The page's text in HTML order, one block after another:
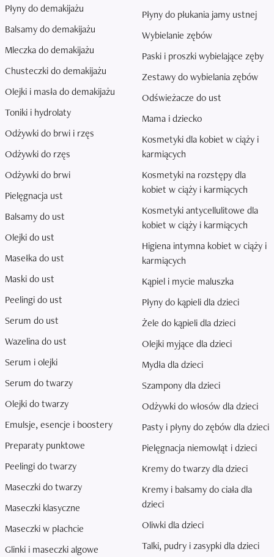
Płyny do demakijażu
Balsamy do demakijażu
Mleczka do demakijażu
Chusteczki do demakijażu
Olejki i masła do demakijażu
Toniki i hydrolaty
Odżywki do brwi i rzęs
Odżywki do rzęs
Odżywki do brwi
Pielęgnacja ust
Balsamy do ust
Olejki do ust
Masełka do ust
Maski do ust
Peelingi do ust
Serum do ust
Wazelina do ust
Serum i olejki
Serum do twarzy
Olejki do twarzy
Emulsje, esencje i boostery
Preparaty punktowe
Peelingi do twarzy
Maseczki do twarzy
Maseczki klasyczne
Maseczki w płachcie
Glinki i maseczki algowe
Płyny do płukania jamy ustnej
Wybielanie zębów
Paski i proszki wybielające zęby
Zestawy do wybielania zębów
Odświeżacze do ust
Mama i dziecko
Kosmetyki dla kobiet w ciąży i
karmiących
Kosmetyki na rozstępy dla
kobiet w ciąży i karmiących
Kosmetyki antycellulitowe dla
kobiet w ciąży i karmiących
Higiena intymna kobiet w ciąży i
karmiących
Kąpiel i mycie maluszka
Płyny do kąpieli dla dzieci
Żele do kąpieli dla dzieci
Olejki myjące dla dzieci
Mydła dla dzieci
Szampony dla dzieci
Odżywki do włosów dla dzieci
Pasty i płyny do zębów dla dzieci
Pielęgnacja niemowląt i dzieci
Kremy do twarzy dla dzieci
Kremy i balsamy do ciała dla
dzieci
Oliwki dla dzieci
Talki, pudry i zasypki dla dzieci